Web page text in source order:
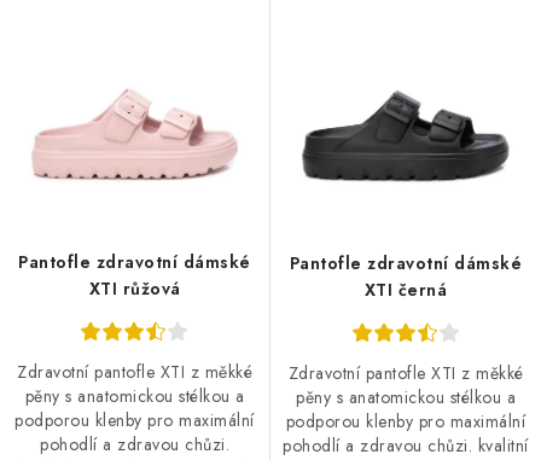
ů
tPantofle zdravotní dámské
XTI růžová
Zdravotní pantofle XTI z měkké
pěny s anatomickou stélkou a
podporou klenby pro maximální
pohodlí a zdravou chůzi.
Pantofle zdravotní dámské
XTI černá
Zdravotní pantofle XTI z měkké
pěny s anatomickou stélkou a
podporou klenby pro maximální
pohodlí a zdravou chůzi. kvalitní